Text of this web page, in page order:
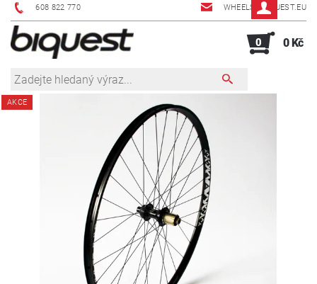
608 822 770 WHEELS@BIQUEST.EU
0 0 Kč
AKCE